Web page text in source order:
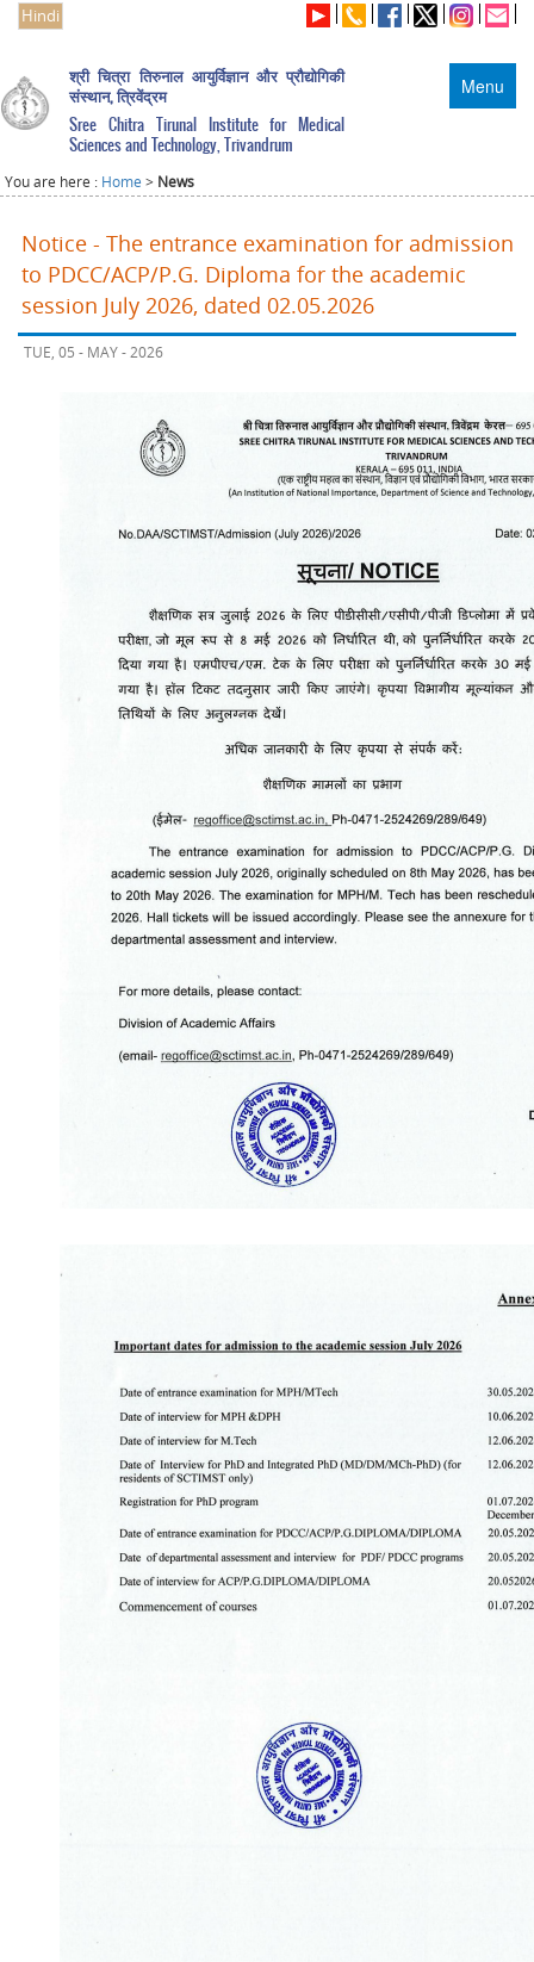
Hindi
Menu
श्री चित्रा तिरुनाल आयुर्विज्ञान और प्रौद्योगिकी
संस्थान, त्रिवेंद्रम
Sree Chitra Tirunal Institute for Medical
Sciences and Technology, Trivandrum
You are here : Home > News
Notice - The entrance examination for admission
to PDCC/ACP/P.G. Diploma for the academic
session July 2026, dated 02.05.2026
TUE, 05 - MAY - 2026